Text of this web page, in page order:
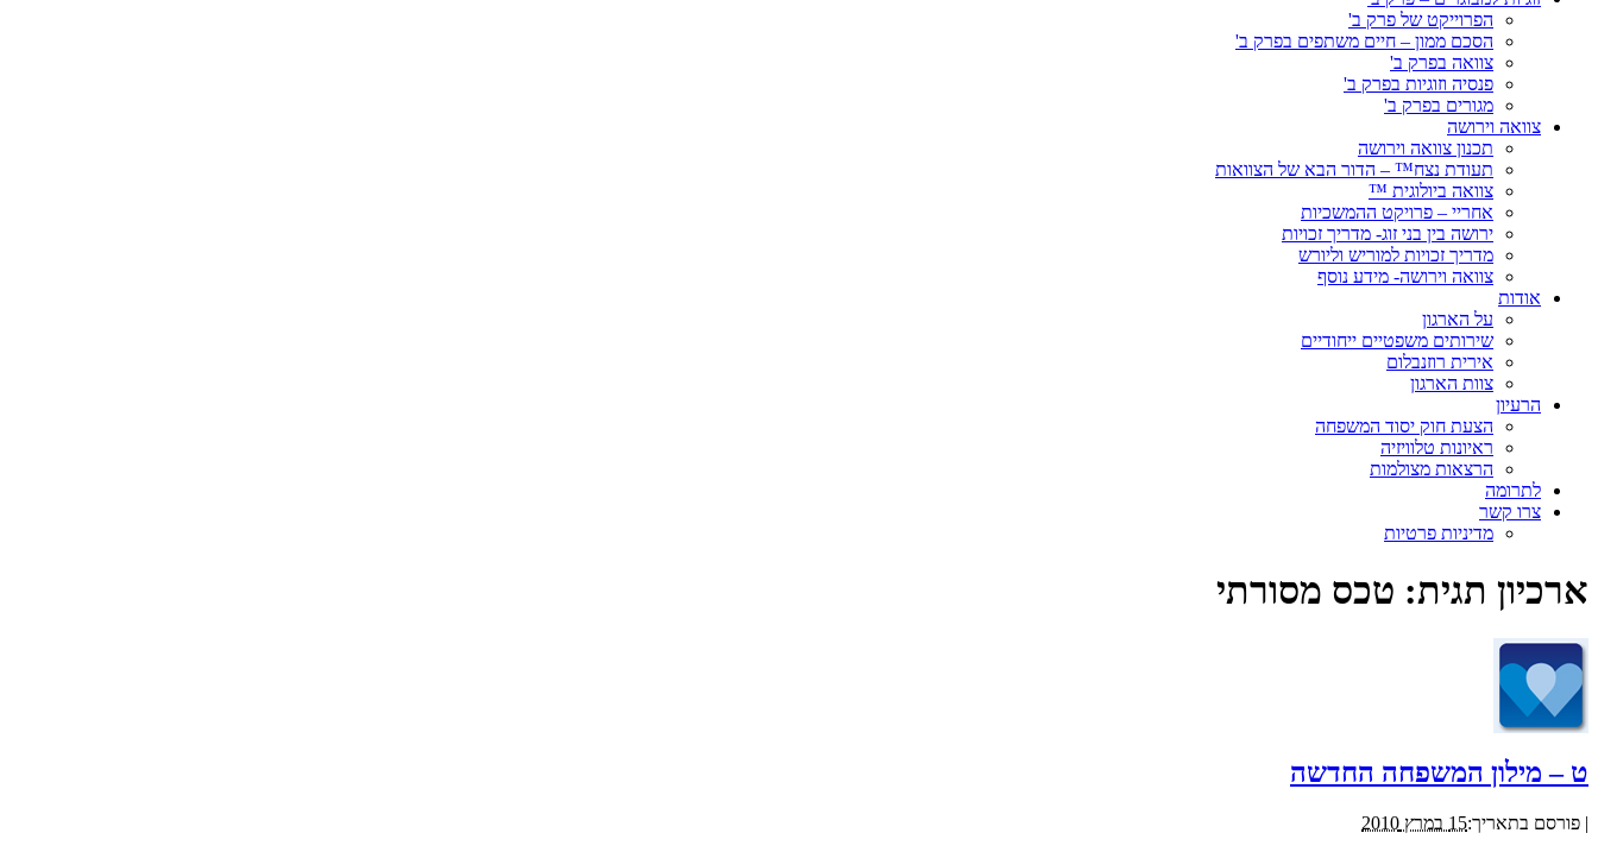
הפרוייקט של פרק ב'
הסכם ממון – חיים משתפים בפרק ב'
צוואה בפרק ב'
פנסיה וזוגיות בפרק ב'
מגורים בפרק ב'
צוואה וירושה
תכנון צוואה וירושה
תעודת נצח™ – הדור הבא של הצוואות
צוואה ביולוגית ™
אחריי – פרויקט ההמשכיות
ירושה בין בני זוג- מדריך זכויות
מדריך זכויות למוריש וליורש
צוואה וירושה- מידע נוסף
אודות
על הארגון
שירותים משפטיים ייחודיים
אירית רוזנבלום
צוות הארגון
הרעיון
הצעת חוק יסוד המשפחה
ראיונות טלוויזיה
הרצאות מצולמות
לתרומה
צרו קשר
מדיניות פרטיות
ארכיון תגית: טכס מסורתי
ט – מילון המשפחה החדשה
| פורסם בתאריך:15 במרץ 2010